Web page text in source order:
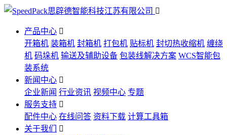

产品中心 
开箱机 装箱机 封箱机 打包机 贴标机 封切热收缩机 缠绕
机 码垛机 输送及辅助设备 包装线解决方案 WCS智能包
装系统
新闻中心 
企业新闻 行业资讯 视频中心 专题
服务支持 
配件中心 在线问答 资料下载 计算工具箱
关于我们
